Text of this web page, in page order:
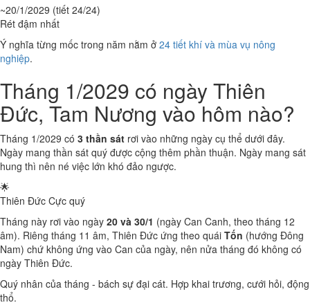
~20/1/2029 (tiết 24/24)
Rét đậm nhất
Ý nghĩa từng mốc trong năm nằm ở 24 tiết khí và mùa vụ nông
nghiệp.
Tháng 1/2029 có ngày Thiên
Đức, Tam Nương vào hôm nào?
Tháng 1/2029 có 3 thần sát rơi vào những ngày cụ thể dưới đây.
Ngày mang thần sát quý được cộng thêm phần thuận. Ngày mang sát
hung thì nên né việc lớn khó đảo ngược.
🌟
Thiên Đức Cực quý
Tháng này rơi vào ngày 20 và 30/1 (ngày Can Canh, theo tháng 12
âm). Riêng tháng 11 âm, Thiên Đức ứng theo quái Tốn (hướng Đông
Nam) chứ không ứng vào Can của ngày, nên nửa tháng đó không có
ngày Thiên Đức.
Quý nhân của tháng - bách sự đại cát. Hợp khai trương, cưới hỏi, động
thổ.